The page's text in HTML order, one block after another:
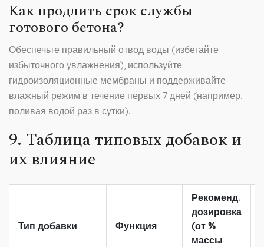
Как продлить срок службы
готового бетона?
Обеспечьте правильный отвод воды (избегайте
избыточного увлажнения), используйте
гидроизоляционные мембраны и поддерживайте
влажный режим в течение первых 7 дней (например,
поливая водой раз в сутки).
9. Таблица типовых добавок и
их влияние
Тип добавки Функция
Рекоменд.
дозировка
(от %
массы